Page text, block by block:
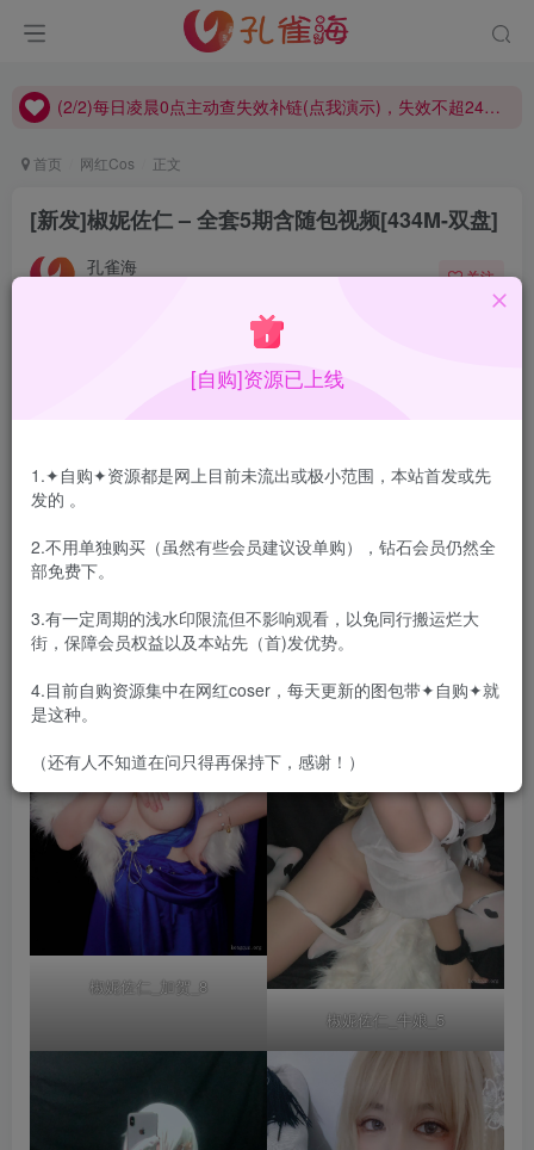
(2/2)每日凌晨0点主动查失效补链(点我演示)，失效不超24小时，
(2/2)每日凌晨0点主动查失效补链(点我演示)，失效不超24小时，
首页 网红Cos 正文
[新发]椒妮佐仁 – 全套5期含随包视频[434M-双盘]
孔雀海 关注
椒妮佐仁，最新围脖：椒盐酱虾仁，一位“负重前行”的妹
子，与阿寨寨同样的体型，两人也是很好的朋友，还是要说
椒妮佐仁_加贺_8
椒妮佐仁_牛娘_5
[自购]资源已上线
1.✦自购✦资源都是网上目前未流出或极小范围，本站首发或先
发的 。
2.不用单独购买（虽然有些会员建议设单购），钻石会员仍然全
部免费下。
3.有一定周期的浅水印限流但不影响观看，以免同行搬运烂大
街，保障会员权益以及本站先（首)发优势。
4.目前自购资源集中在网红coser，每天更新的图包带✦自购✦就
是这种。
（还有人不知道在问只得再保持下，感谢！）